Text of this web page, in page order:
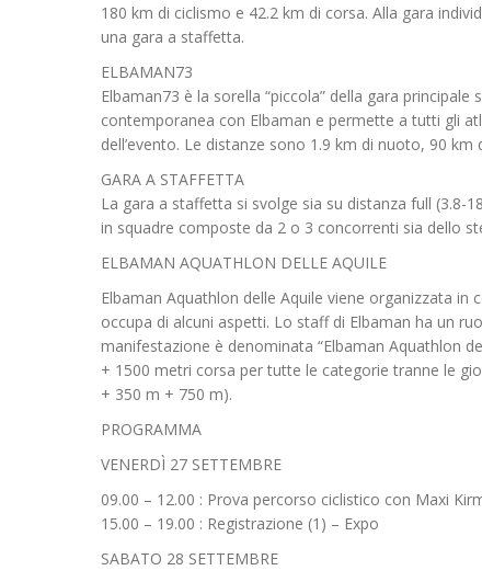
180 km di ciclismo e 42.2 km di corsa. Alla gara
una gara a staffetta.
ELBAMAN73
Elbaman73 è la sorella “piccola” della gara
contemporanea con Elbaman e permette a tutti gli
dell’evento. Le distanze sono 1.9 km di nuoto, 90 km
GARA A STAFFETTA
La gara a staffetta si svolge sia su distanza full (3.8-
in squadre composte da 2 o 3 concorrenti sia dello
ELBAMAN AQUATHLON DELLE AQUILE
Elbaman Aquathlon delle Aquile viene organizzata in
occupa di alcuni aspetti. Lo staff di Elbaman ha un
manifestazione è denominata “Elbaman Aquathlon
+ 1500 metri corsa per tutte le categorie tranne le
+ 350 m + 750 m).
PROGRAMMA
VENERDÌ 27 SETTEMBRE
09.00 – 12.00 : Prova percorso ciclistico con Maxi
15.00 – 19.00 : Registrazione (1) – Expo
SABATO 28 SETTEMBRE